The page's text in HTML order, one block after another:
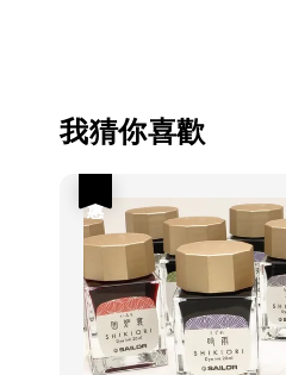
我猜你喜歡